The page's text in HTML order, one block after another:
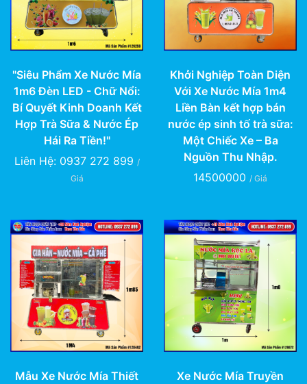
"Siêu Phẩm Xe Nước Mía
1m6 Đèn LED - Chữ Nổi:
Bí Quyết Kinh Doanh Kết
Hợp Trà Sữa & Nước Ép
Hái Ra Tiền!"
Liên Hệ: 0937 272 899 /
Giá
Khởi Nghiệp Toàn Diện
Với Xe Nước Mía 1m4
Liền Bàn kết hợp bán
nước ép sinh tố trà sữa:
Một Chiếc Xe – Ba
Nguồn Thu Nhập.
14500000 / Giá
Mẫu Xe Nước Mía Thiết
Xe Nước Mía Truyền